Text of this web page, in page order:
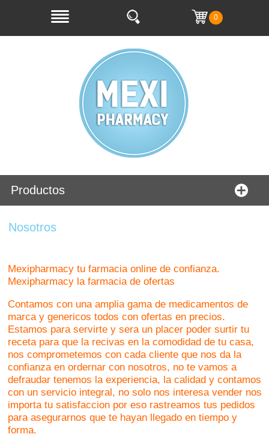
0
Productos
Nosotros
Mexipharmacy tu farmacia online de confianza.
Mexipharmacy la farmacia de ofertas
Contamos con una amplia gama de medicamentos de
marca y genericos todos con ofertas en precios.
Estamos para servirte y sera un placer poder surtir tu
receta para que la recivas en la comodidad de tu casa,
nos comprometemos con cada cliente que nos da la
confianza en ordernar con nosotros, no te vamos a
defraudar tenemos la experiencia, la calidad y contamos
con un servicio integral, no solo nos interesa vender nos
importa tu satisfaccion por eso rastreamos tus pedidos
para asegurarnos que te hayan llegado en tiempo y
forma.